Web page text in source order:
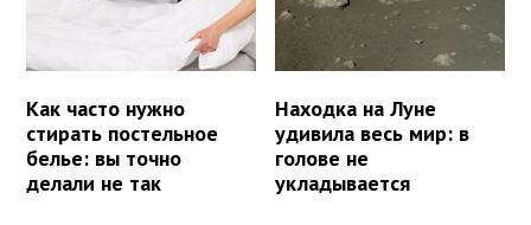
Как часто нужно
стирать постельное
белье: вы точно
делали не так
Находка на Луне
удивила весь мир: в
голове не
укладывается